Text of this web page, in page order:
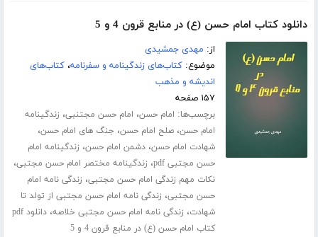
دانلود کتاب امام حسن (ع) در منابع قرون 4 و 5
از: مهدی جمشیدی
موضوع:کتاب‌های زندگینامه و سفرنامه،کتاب‌های
اندیشه و مذهب
۱۵۷ صفحه
برچسب‌ها: امام حسن، امام حسن مجتنبی، زندگینامه
امام حسن،صلح امام حسن، جنگ های امام حسن،
شهادت امام حسن،دشمن امام حسن، زندگینامه امام
حسن مجتبی pdf
، زندگینامه مختصر امام حسن مجتبی،
نکات مهم زندگی امام حسن مجتبی، زندگی نامه امام
حسن مجتبی، زندگی نامه امام حسن مجتبی از تولد تا
شهادت، زندگی نامه امام حسن مجتبی خلاصه،
دانلود pdf
کتاب امام حسن (ع) در منابع قرون 4 و 5